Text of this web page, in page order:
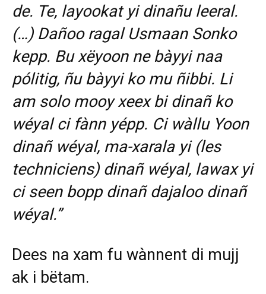
de. Te, layookat yi dinañu leeral.
(…) Dañoo ragal Usmaan Sonko
kepp. Bu xëyoon ne bàyyi naa
pólitig, ñu bàyyi ko mu ñibbi. Li
am solo mooy xeex bi dinañ ko
wéyal ci fànn yépp. Ci wàllu Yoon
dinañ wéyal, ma-xarala yi (les
techniciens) dinañ wéyal, lawax yi
ci seen bopp dinañ dajaloo dinañ
wéyal.”
Dees na xam fu wànnent di mujj
ak i bëtam.